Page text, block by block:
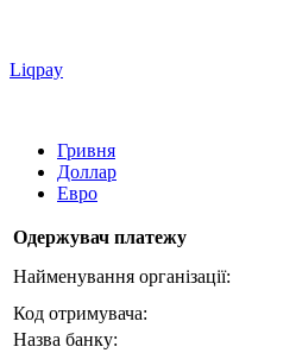
Liqpay
Гривня
Доллар
Евро
Одержувач платежу
Найменування організації:
Код отримувача:
Назва банку: